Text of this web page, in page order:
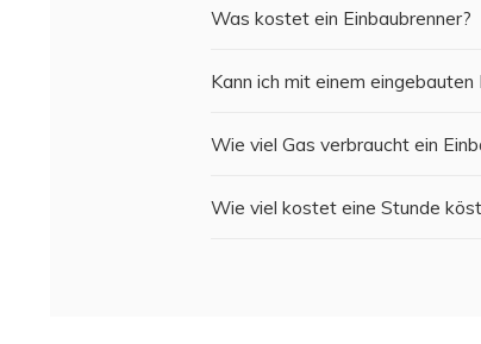
Was kostet ein Einbaubrenner?
Kann ich mit einem
Wie viel Gas verbraucht ein
Wie viel kostet eine Stunde